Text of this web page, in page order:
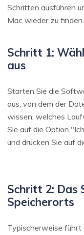
Schritten ausführen
Mac wieder zu finden.
Schritt 1:
aus
Starten Sie die
aus, von dem der
wissen, welches
Sie auf die Option
und drücken Sie auf
Schritt 2: Das
Speicherorts
Typischerweise führt